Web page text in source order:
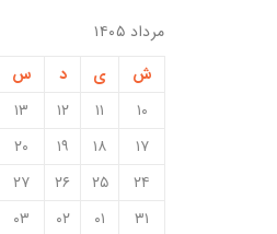
مرداد ۱۴۰۵
ش
ی د س
۱۰
۱۱ ۱۲ ۱۳
۱۷
۱۸ ۱۹ ۲۰
۲۴
۲۵ ۲۶ ۲۷
۳۱
۰۱ ۰۲ ۰۳